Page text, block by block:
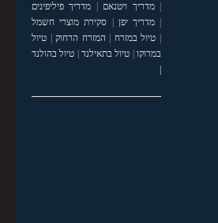
|מדריך ויטנאם
מדריך פיליפינים
|מדריך יפן
סקירת מוצרי חשמל
טיול במזרח המזרח הרחוק| טיול
במרוקו| טיול בתאילנד| טיול בהולנד